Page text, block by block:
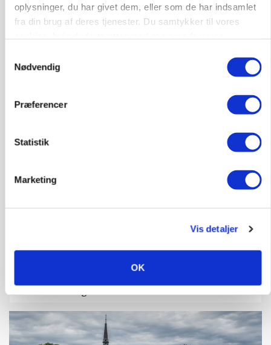
oplysninger, du har givet dem, eller som de har indsamlet
fra din brug af deres tjenester. Du samtykker til vores
Nødvendig
Præferencer
Statistik
Marketing
Vis detaljer
OK
Forserie til selvkørende skårlægger afprøves i år
Markvandring sætter fokus på elefantgræs